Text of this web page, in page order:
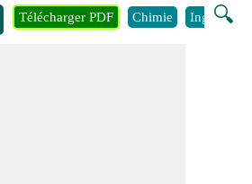
🔍
Télécharger PDF Chimie Ingénierie